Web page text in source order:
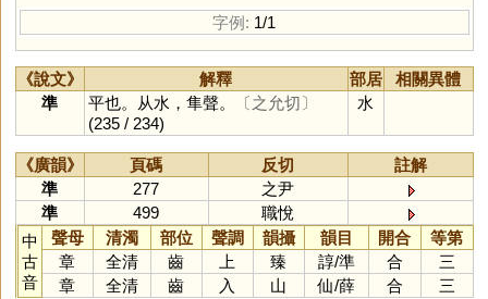
字例: 1/1
《說文》 解釋 部居
相關異體
準
平也。从水，隼聲。
〔之允切〕
(235 / 234)
水
《廣韻》 頁碼 反切
註解
準
277
之尹
準
499
職悅
中
古
音
聲母 清濁 部位 聲調 韻攝 韻目 開合
等第
章
全清 齒 上 臻 諄/準 合
三
章
全清 齒 入 山 仙/薛 合 三